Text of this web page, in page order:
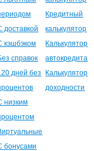
доставкой
кэшбэком
справок
дней без
низким
бонусами
Кредитный
калькулятор
Калькулятор
автокредита
Калькулятор
доходности